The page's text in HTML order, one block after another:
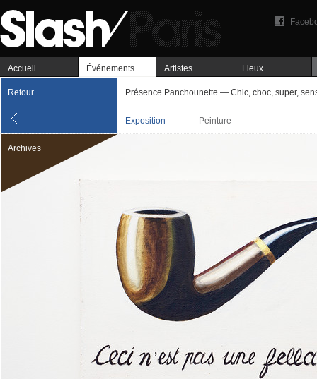
Accueil Événements Artistes Lieux
Retour Présence Panchounette — Chic, choc, super,
Exposition Peinture
Archives